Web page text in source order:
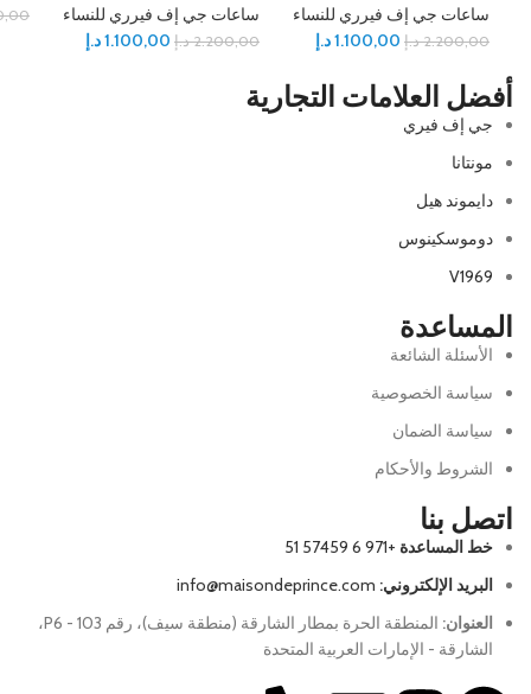
ساعات جي إف فيرري للنساء
2.200,00 د.إ 1.100,00د.إ
ساعات جي إف فيرري للنساء
2.200,00 د.إ 1.100,00د.إ
أفضل العلامات التجارية
جي إف فيري
مونتانا
دايموند هيل
دوموسكينوس
V1969
المساعدة
الأسئلة الشائعة
سياسة الخصوصية
سياسة الضمان
الشروط والأحكام
اتصل بنا
خط المساعدة +971 6 57459 51
البريد الإلكتروني:
العنوان:
المنطقة الحرة بمطار الشارقة (منطقة سيف)، رقم P6 - 103،
الشارقة - الإمارات العربية المتحدة